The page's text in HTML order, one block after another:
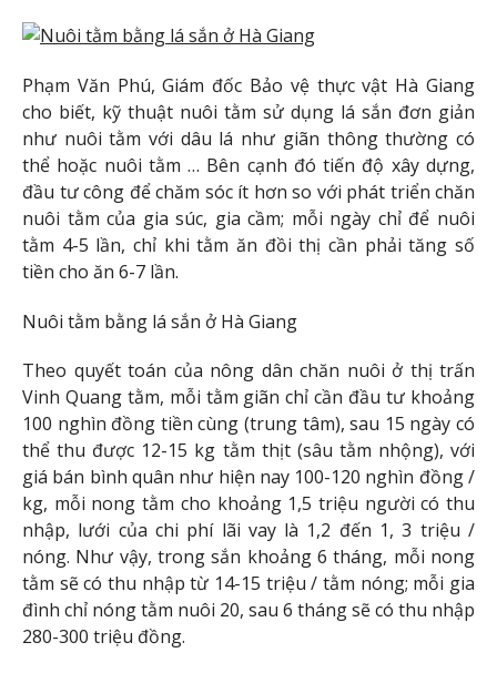
Phạm Văn Phú, Giám đốc Bảo vệ thực vật Hà Giang
cho biết, kỹ thuật nuôi tằm sử dụng lá sắn đơn giản
như nuôi tằm với dâu lá như giãn thông thường có
thể hoặc nuôi tằm … Bên cạnh đó tiến độ xây dựng,
đầu tư công để chăm sóc ít hơn so với phát triển chăn
nuôi tằm của gia súc, gia cầm; mỗi ngày chỉ để nuôi
tằm 4-5 lần, chỉ khi tằm ăn đồi thị cần phải tăng số
tiền cho ăn 6-7 lần.
Nuôi tằm bằng lá sắn ở Hà Giang
Theo quyết toán của nông dân chăn nuôi ở thị trấn
Vinh Quang tằm, mỗi tằm giãn chỉ cần đầu tư khoảng
100 nghìn đồng tiền cùng (trung tâm), sau 15 ngày có
thể thu được 12-15 kg tằm thịt (sâu tằm nhộng), với
giá bán bình quân như hiện nay 100-120 nghìn đồng /
kg, mỗi nong tằm cho khoảng 1,5 triệu người có thu
nhập, lưới của chi phí lãi vay là 1,2 đến 1, 3 triệu /
nóng. Như vậy, trong sắn khoảng 6 tháng, mỗi nong
tằm sẽ có thu nhập từ 14-15 triệu / tằm nóng; mỗi gia
đình chỉ nóng tằm nuôi 20, sau 6 tháng sẽ có thu nhập
280-300 triệu đồng.